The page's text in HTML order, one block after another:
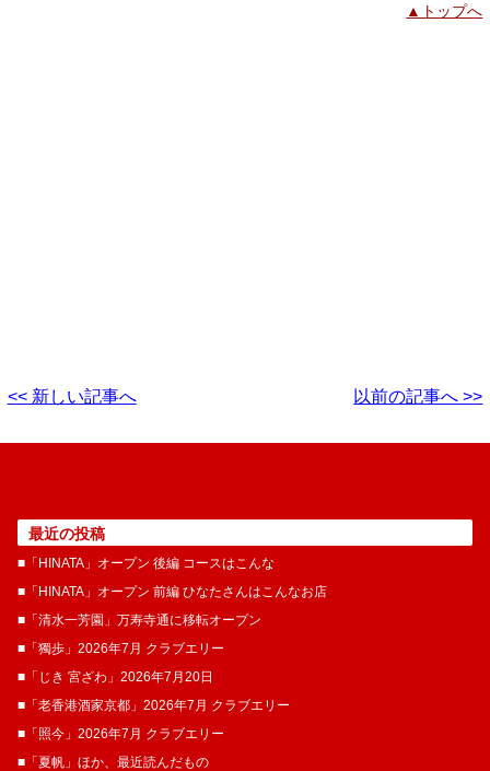
▲トップへ
<< 新しい記事へ 以前の記事へ >>
最近の投稿
■「HINATA」オープン 後編 コースはこんな
■「HINATA」オープン 前編 ひなたさんはこんなお店
■「清水一芳園」万寿寺通に移転オープン
■「獨歩」2026年7月 クラブエリー
■「じき 宮ざわ」2026年7月20日
■「老香港酒家京都」2026年7月 クラブエリー
■「照今」2026年7月 クラブエリー
■「夏帆」ほか、最近読んだもの